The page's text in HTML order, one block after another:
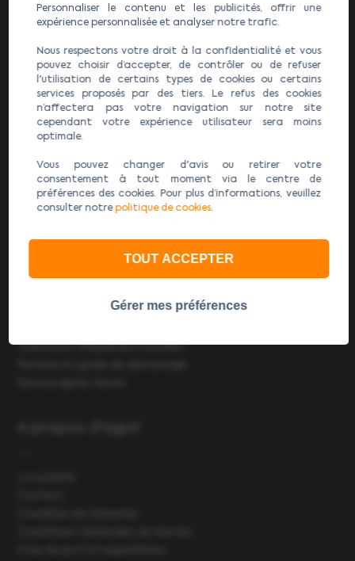
AGURI Expert GPS Poids Lourds Wi-Fi : Le spécialiste des
Gestion
Cookies
Produits
GPS Poids Lourds Wi-Fi
GPS Camping-Car Wi-Fi
GPS Autocar Wi-Fi
Support technique
Questions fréquement posées
Personnaliser le contenu et les publicités, offrir une
expérience personnalisée et analyser notre trafic.
Nous respectons votre droit à la confidentialité et vous
pouvez choisir d’accepter, de contrôler ou de refuser
l'utilisation de certains types de cookies ou certains
services proposés par des tiers. Le refus des cookies
n’affectera pas votre navigation sur notre site
cependant votre expérience utilisateur sera moins
optimale.
Vous pouvez changer d'avis ou retirer votre
consentement à tout moment via le centre de
préférences des cookies. Pour plus d’informations, veuillez
consulter notrepolitique de cookies.
TOUT ACCEPTER
Gérer mes préférences